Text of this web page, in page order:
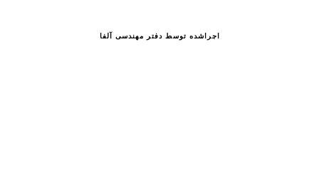
اجراشده توسط دفتر مهندسی آلفا